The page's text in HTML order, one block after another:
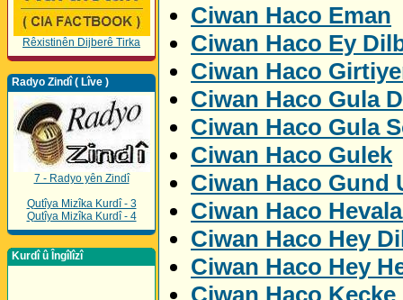
Rêxistinên Dijberê Tirka
Radyo Zindî ( Lîve )
7 - Radyo yên Zindî
Qutîya Mizîka Kurdî - 3
Qutîya Mizîka Kurdî - 4
Kurdî û Îngîlîzî
Ciwan Haco Eman
Ciwan Haco Ey
Ciwan Haco
Ciwan Haco Gula
Ciwan Haco Gula
Ciwan Haco Gulek
Ciwan Haco Gund
Ciwan Haco
Ciwan Haco Hey
Ciwan Haco Hey
Ciwan Haco Kecke